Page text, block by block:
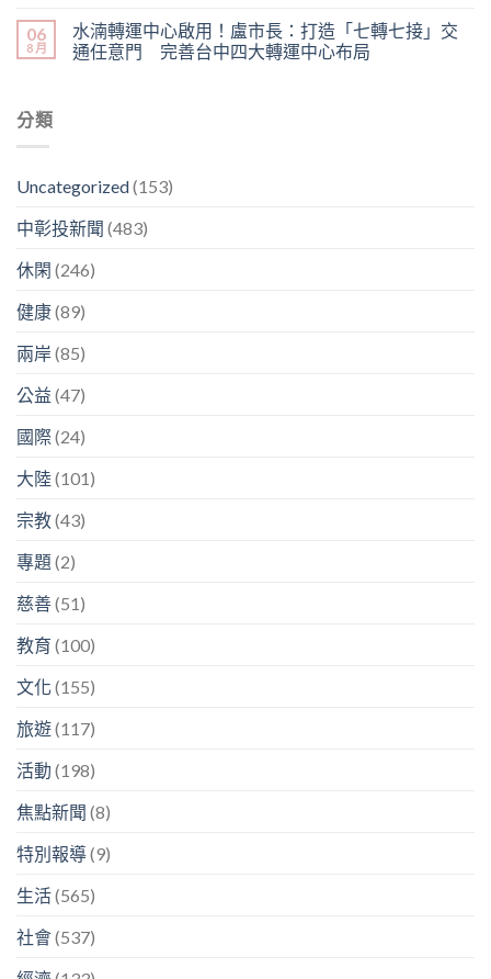
06
8 月
水湳轉運中心啟用！盧市長：打造「七轉七接」交
通任意門 完善台中四大轉運中心布局
分類
Uncategorized(153)
中彰投新聞 (483)
休閑 (246)
健康(89)
兩岸(85)
公益 (47)
國際(24)
大陸(101)
宗教(43)
專題(2)
慈善(51)
教育 (100)
文化 (155)
旅遊(117)
活動 (198)
焦點新聞 (8)
特別報導(9)
生活(565)
社會(537)